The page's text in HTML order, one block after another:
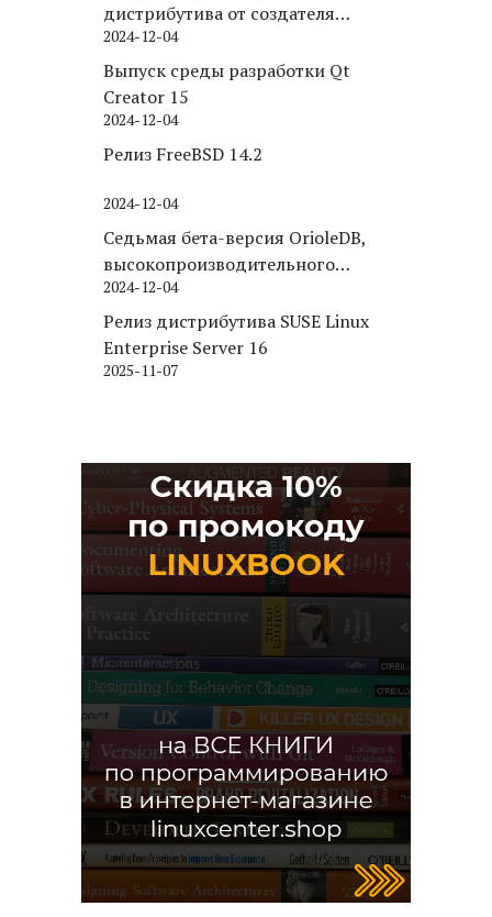
дистрибутива от создателя
Puppy Linux
2024-12-04
Выпуск среды разработки Qt
Creator 15
2024-12-04
Релиз FreeBSD 14.2
2024-12-04
Седьмая бета-версия OrioleDB,
высокопроизводительного
движка хранения для PostgreSQL
2024-12-04
Релиз дистрибутива SUSE Linux
Enterprise Server 16
2025-11-07